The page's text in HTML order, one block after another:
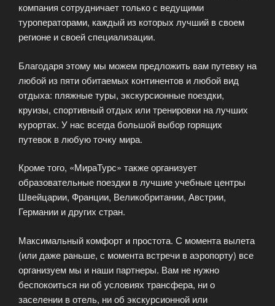
компания сотрудничает только с ведущими
туроператорами, каждый из которых лучший в своем
регионе и своей специализации.
Благодаря этому мы можем предложить вам путевку на
любой из пяти обитаемых континентов и любой вид
отдыха: пляжные туры, экскурсионные поездки,
круизы, спортивный отдых или тренировки на лучших
курортах. У нас всегда большой выбор горящих
путевок в любую точку мира.
Кроме того, «МираТурс» также организует
образовательные поездки в лучшие учебные центры
Швейцарии, Франции, Великобритании, Австрии,
Германии и других стран.
Максимальный комфорт и простота. С момента вылета
(или даже раньше, с момента встречи в аэропорту) все
организуем мы и наши партнеры. Вам не нужно
беспокоиться ни об условиях трансфера, ни о
заселении в отель, ни об экскурсионной или